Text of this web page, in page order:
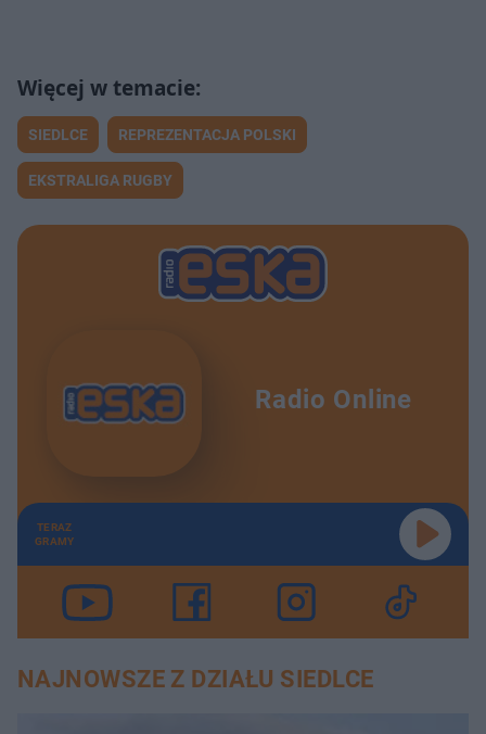
SIEDLCE REPREZENTACJA POLSKI
EKSTRALIGA RUGBY
Radio Online
TERAZ
GRAMY
NAJNOWSZE Z DZIAŁU SIEDLCE